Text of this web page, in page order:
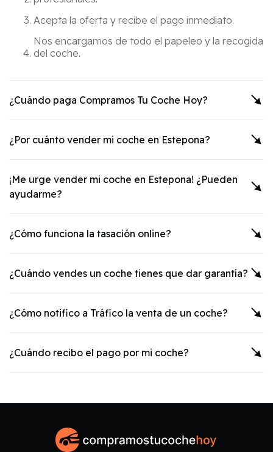
Acepta la oferta y recibe el pago inmediato.
Nos encargamos de todo el papeleo y la recogida
del coche.
¿Cuándo paga Compramos Tu Coche Hoy?
¿Por cuánto vender mi coche en Estepona?
¡Me urge vender mi coche en Estepona! ¿Pueden
ayudarme?
¿Cómo funciona la tasación online?
¿Cuándo vendes un coche tienes que dar garantía?
¿Cómo notifico a Tráfico la venta de un coche?
¿Cuándo recibo el pago por mi coche?